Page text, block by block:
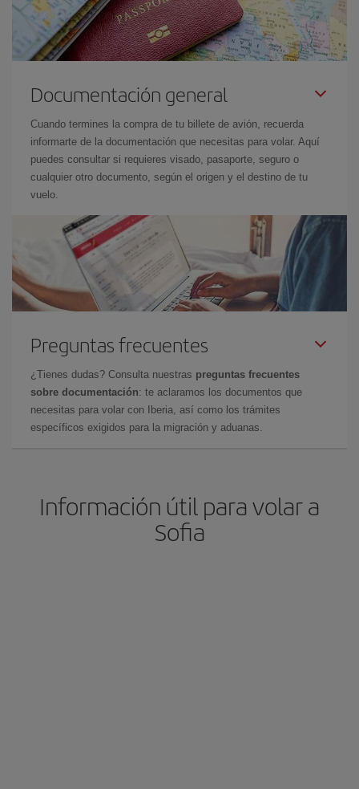
Documentación general
Cuando termines la compra de tu billete de avión, recuerda
informarte de la documentación que necesitas para volar. Aquí
puedes consultar si requieres visado, pasaporte, seguro o
cualquier otro documento, según el origen y el destino de tu
vuelo.
Preguntas frecuentes
¿Tienes dudas? Consulta nuestras preguntas frecuentes
sobre documentación: te aclaramos los documentos que
necesitas para volar con Iberia, así como los trámites
específicos exigidos para la migración y aduanas.
Información útil para volar a
Sofia